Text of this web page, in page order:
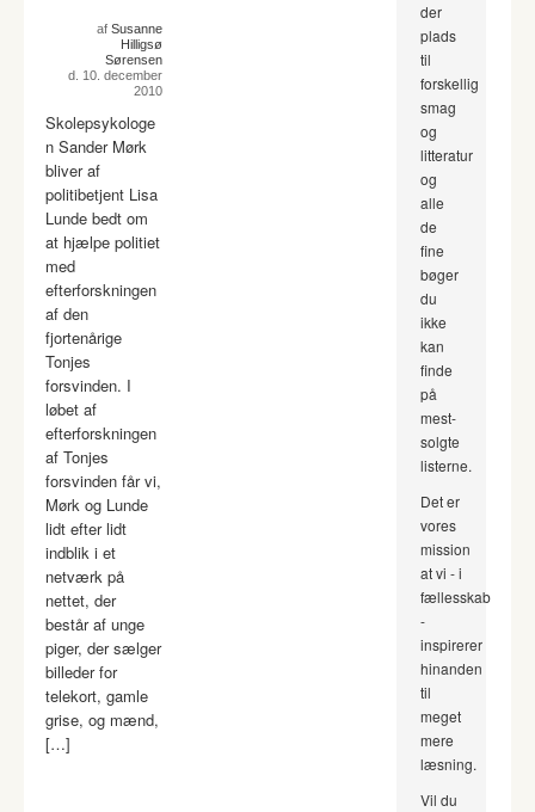
af Susanne
Hilligsø
Sørensen
d. 10. december
2010
Skolepsykologe
n Sander Mørk
bliver af
politibetjent Lisa
Lunde bedt om
at hjælpe politiet
med
efterforskningen
af den
fjortenårige
Tonjes
forsvinden. I
løbet af
efterforskningen
af Tonjes
forsvinden får vi,
Mørk og Lunde
lidt efter lidt
indblik i et
netværk på
nettet, der
består af unge
piger, der sælger
billeder for
telekort, gamle
grise, og mænd,
[…]
der
plads
til
forskellig
smag
og
litteratur
og
alle
de
fine
bøger
du
ikke
kan
finde
på
mest-
solgte
listerne.
Det er
vores
mission
at vi - i
fællesskab
-
inspirerer
hinanden
til
meget
mere
læsning.
Vil du